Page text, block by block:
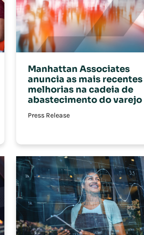
Manhattan Associates
anuncia as mais recentes
melhorias na cadeia de
abastecimento do varejo
Press Release